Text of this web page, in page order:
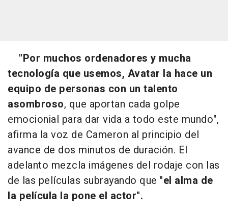
"Por muchos ordenadores y mucha
tecnología que usemos, Avatar la hace un
equipo de personas con un talento
asombroso, que aportan cada golpe
emocionial para dar vida a todo este mundo",
afirma la voz de Cameron al principio del
avance de dos minutos de duración. El
adelanto mezcla imágenes del rodaje con las
de las películas subrayando que "el alma de
la película la pone el actor".